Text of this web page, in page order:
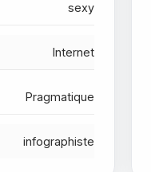
sexy
Internet
Pragmatique
infographiste